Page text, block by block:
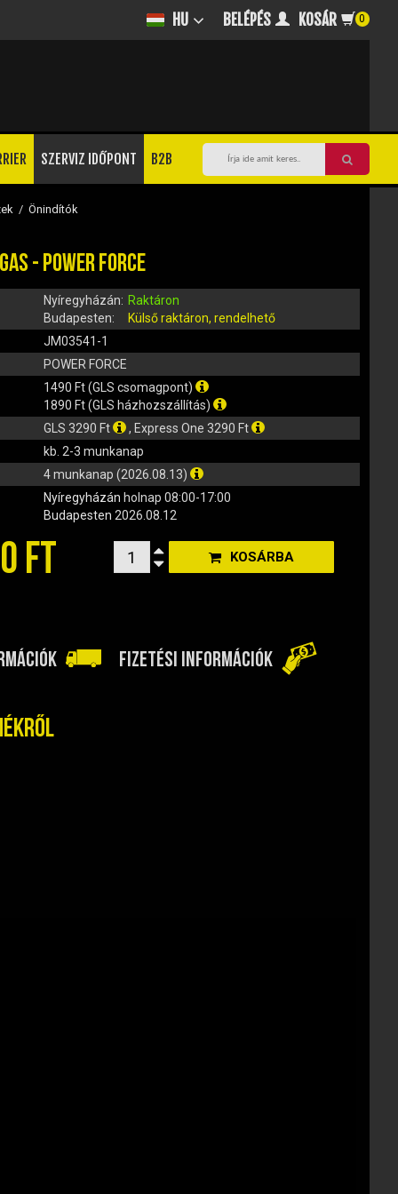
HU BELÉPÉS KOSÁR 0
SZERVIZ IDŐPONT B2B
/Önindítók
- POWER FORCE
Nyíregyházán: Raktáron
Budapesten:
Külső raktáron, rendelhető
JM03541-1
POWER FORCE
1490 Ft (GLS csomagpont)
1890 Ft (GLS házhozszállítás)
GLS 3290 Ft
, Express One 3290 Ft
kb. 2-3 munkanap
4 munkanap (2026.08.13)
Nyíregyházán holnap 08:00-17:00
Budapesten 2026.08.12
FT KOSÁRBA
FIZETÉSI INFORMÁCIÓK